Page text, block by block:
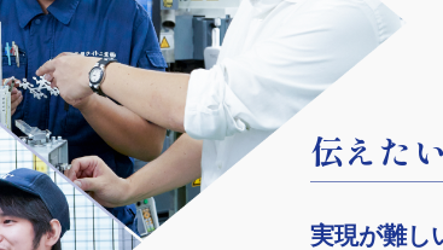
日々挑
私たちは成
未来が
環境にも配
伝えた
実現が難し
日々挑
私たちは成
未来が
環境にも配
伝えた
実現が難し
日々挑
私たちは成